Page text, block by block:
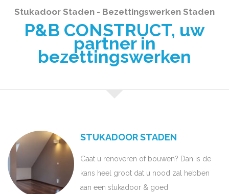
Stukadoor Staden - Bezettingswerken Staden
P&B CONSTRUCT, uw
partner in
bezettingswerken
STUKADOOR STADEN
Gaat u renoveren of bouwen? Dan is de
kans heel groot dat u nood zal hebben
aan een stukadoor & goed